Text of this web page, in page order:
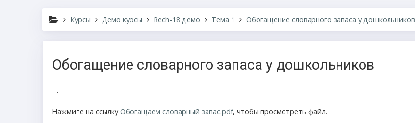
Курсы Демо курсы Rech-18 демо Тема 1 Обогащение словарного запаса у дошкольников
Обогащение словарного запаса у дошкольников
.
Нажмите на ссылку Обогащаем словарный запас.pdf, чтобы просмотреть файл.